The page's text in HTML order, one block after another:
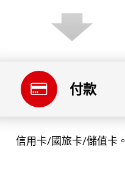
付款
信用卡/國旅卡/儲值卡。